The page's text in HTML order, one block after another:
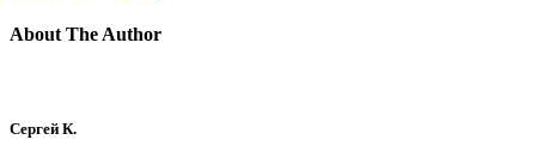
About The Author
Сергей К.